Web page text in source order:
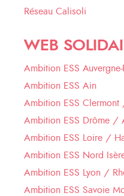
Réseau Calisoli
WEB
Ambition ESS Auvergne-
Ambition ESS Ain
Ambition ESS Clermont
Ambition ESS Drôme /
Ambition ESS Loire /
Ambition ESS Nord
Ambition ESS Lyon /
Ambition ESS Savoie